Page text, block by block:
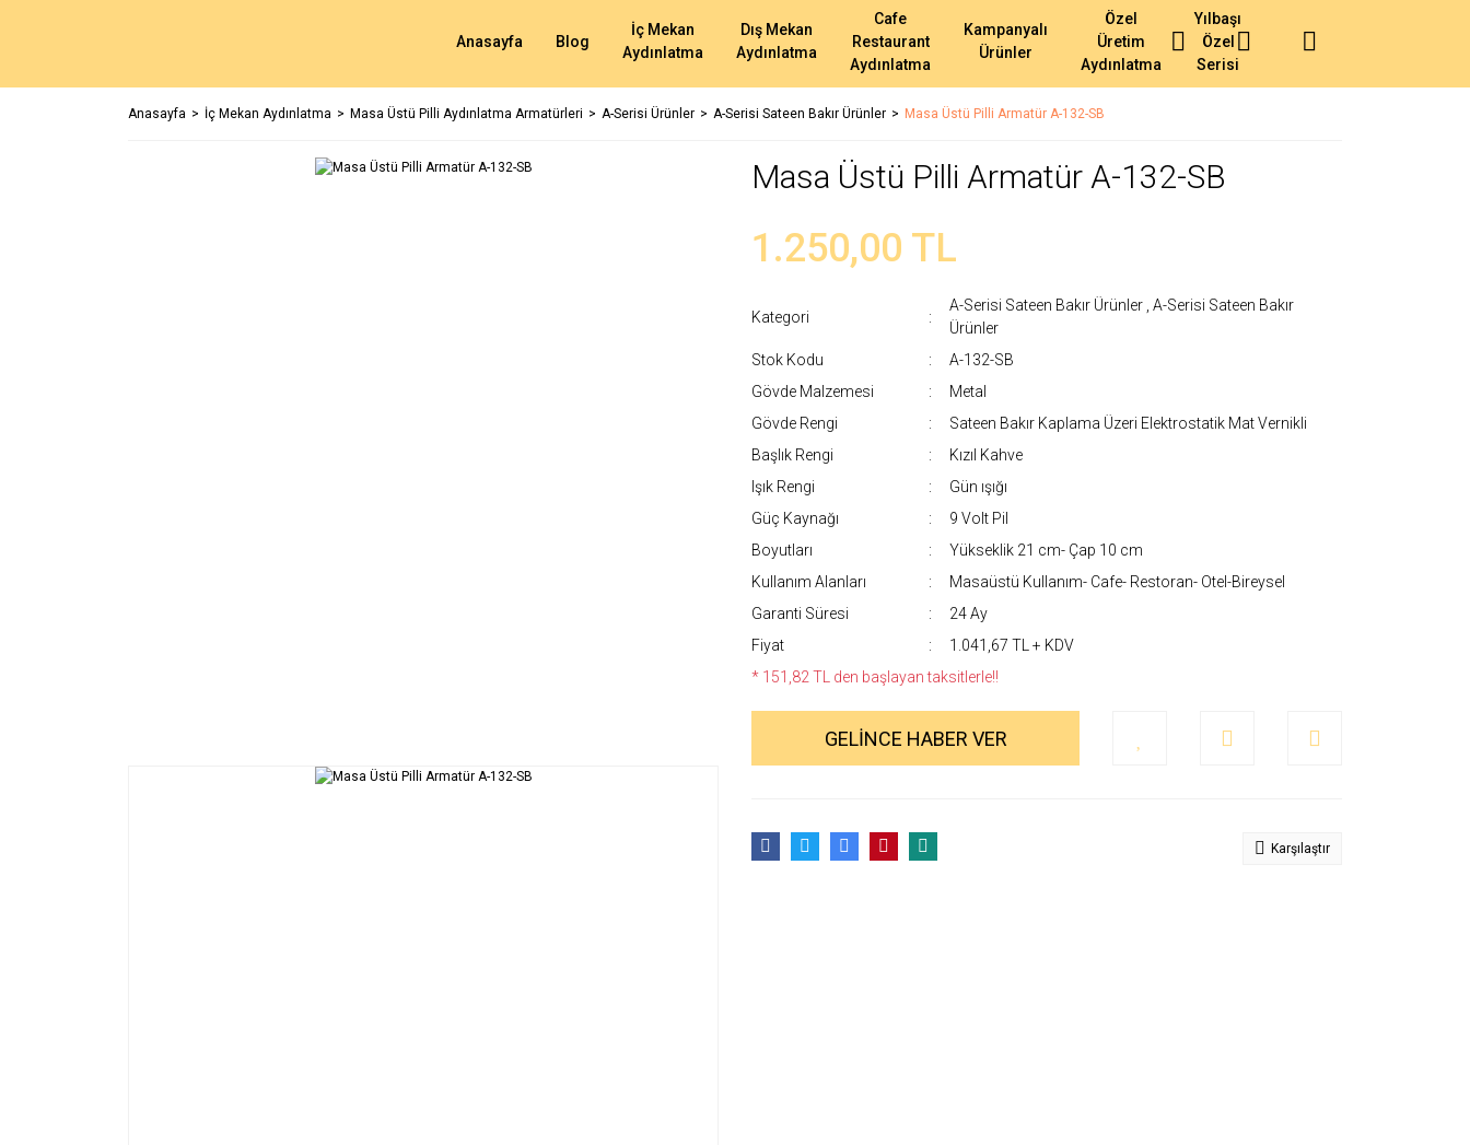
Anasayfa Blog
İç Mekan
Aydınlatma
Dış Mekan
Aydınlatma
Cafe
Restaurant
Aydınlatma
Kampanyalı
Ürünler
Özel
Üretim
Aydınlatma
Yılbaşı
Özel
Serisi
Anasayfa İç Mekan Aydınlatma Masa Üstü Pilli Aydınlatma Armatürleri A-Serisi Ürünler A-Serisi Sateen Bakır Ürünler Masa Üstü Pilli Armatür A-132-SB
Masa Üstü Pilli Armatür A-132-SB
1.250,00 TL
Kategori
A-Serisi Sateen Bakır Ürünler A-Serisi Sateen Bakır
Ürünler
Stok Kodu
A-132-SB
Gövde Malzemesi
Metal
Gövde Rengi
Sateen Bakır Kaplama Üzeri Elektrostatik Mat Vernikli
Başlık Rengi
Kızıl Kahve
Işık Rengi
Gün ışığı
Güç Kaynağı
9 Volt Pil
Boyutları
Yükseklik 21 cm- Çap 10 cm
Kullanım Alanları
Masaüstü Kullanım- Cafe- Restoran- Otel-Bireysel
Garanti Süresi
24 Ay
Fiyat
1.041,67 TL + KDV
* 151,82 TL den başlayan taksitlerle!!
GELİNCE HABER VER
Karşılaştır